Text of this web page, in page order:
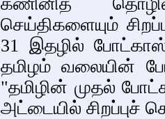
செய்திகளையும்
31 இதழில்
தமிழம் வலையின்
"தமிழின் முதல்
அட்டையில் சிறப்புச்